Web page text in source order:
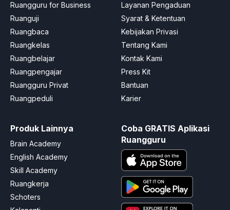
Ruangguru for Business
Ruanguji
Ruangbaca
Ruangkelas
Ruangbelajar
Ruangpengajar
Ruangguru Privat
Ruangpeduli
Layanan Pengaduan
Syarat & Ketentuan
Kebijakan Privasi
Tentang Kami
Kontak Kami
Press Kit
Bantuan
Karier
Produk Lainnya
Brain Academy
English Academy
Skill Academy
Ruangkerja
Schoters
Coba GRATIS Aplikasi
Ruangguru